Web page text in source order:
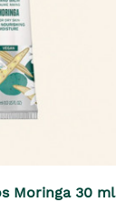
Moringa 30 ml